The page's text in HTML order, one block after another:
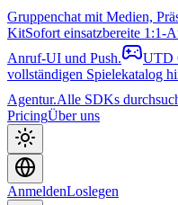
Gruppenchat mit Medien,
KitSofort einsatzbereite 1:1-
Anruf-UI und Push.
UTD
vollständigen Spielekatalog
Agentur.Alle SDKs
PricingÜber uns
AnmeldenLoslegen